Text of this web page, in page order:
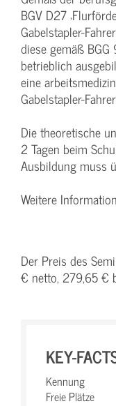
BGV D27
Gabelstapler-
diese gemäß
betrieblich
eine
Gabelstapler-
Die theoretische
2 Tagen beim
Ausbildung muss
Weitere
Der Preis des
€ netto, 279,65 €
KEY-
Kennung
Freie Plätze